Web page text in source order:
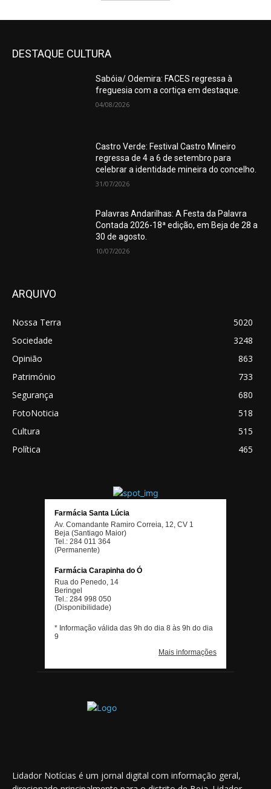
DESTAQUE CULTURA
Sabóia/ Odemira: FACES regressa à
freguesia com a cortiça em destaque.
04/08/2026
Castro Verde: Festival Castro Mineiro
regressa de 4 a 6 de setembro para
celebrar a identidade mineira do concelho.
31/07/2026
Palavras Andarilhas: A Festa da Palavra
Contada 2026-18ª edição, em Beja de 28 a
30 de agosto.
10/07/2026
ARQUIVO
Nossa Terra
5020
Sociedade
3248
Opinião
863
Património
733
Segurança
680
FotoNoticia
518
Cultura
515
Política
465
Lidador Notícias é um jornal digital com informação geral,